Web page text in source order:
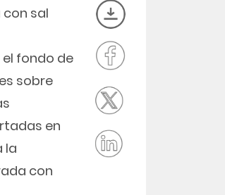
sal
fondo de
sobre
en
la
con